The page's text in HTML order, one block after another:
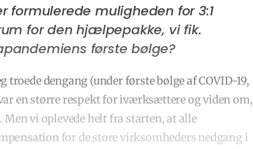
formulerede muligheden for 3:1
for den hjælpepakke, vi fik.
første bølge?
dengang (under første bølge af COVID-19,
en større respekt for iværksættere og viden om,
vi oplevede helt fra starten, at alle
for de store virksomheders nedgang i